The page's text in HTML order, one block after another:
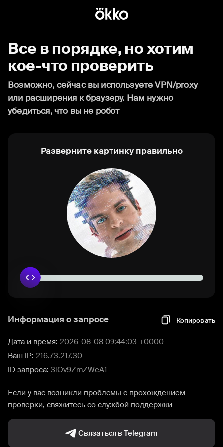
Все в порядке, но хотим
кое-что проверить
Возможно, сейчас вы используете VPN/proxy
или расширения к браузеру. Нам нужно
убедиться, что вы не робот
Разверните картинку правильно
Информация о запросе Копировать
Дата и время: 2026-08-08 09:44:03 +0000
Ваш IP: 216.73.217.30
ID запроса: 3iOv9ZmZWeA1
Если у вас возникли проблемы с прохождением
проверки, свяжитесь со службой поддержки
Связаться в Telegram